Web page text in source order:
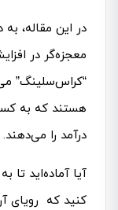
در این مقاله،
معجزه‌گر در
“کراس‌سلینگ”
هستند که به
درآمد را می‌دهند.
آیا آماده‌اید
کنید که رویای